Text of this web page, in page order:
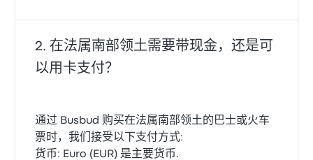
在法属南部领土需要带现金，还是可
以用卡支付？
通过 Busbud 购买在法属南部领土的巴士或火车
票时，我们接受以下支付方式:
货币: Euro (EUR) 是主要货币.